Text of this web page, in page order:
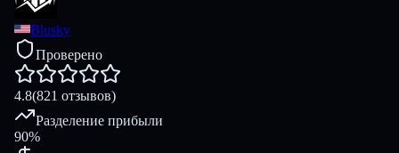
Blusky
Проверено
4.8(821 отзывов)
Разделение прибыли
90%